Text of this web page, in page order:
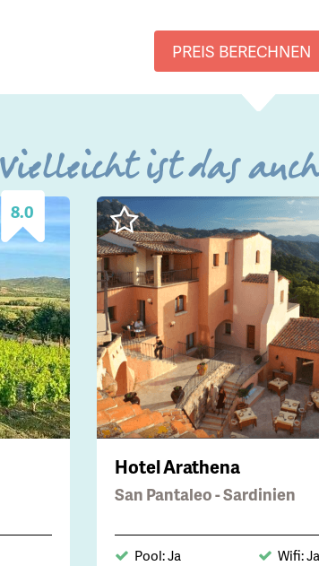
PREIS BERECHNEN
Vielleicht ist das
8.0
Hotel Arathena
San Pantaleo - Sardinien
Pool: Ja
Wifi: Ja